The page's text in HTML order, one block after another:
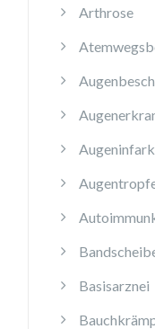
Arthrose
Basisarznei